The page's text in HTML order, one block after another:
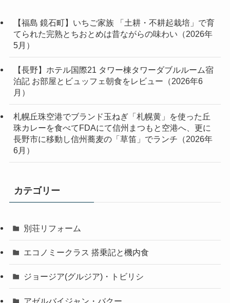
【福島 鏡石町】いちご家族 「土耕・不耕起栽培」で育
てられた完熟とちおとめは昔ながらの味わい（2026年
5月）
【長野】ホテル国際21 タワー棟タワーダブルルーム宿
泊記 お部屋とビュッフェ朝食をレビュー（2026年6
月）
札幌丘珠空港でブランド玉ねぎ「札幌黄」を使った丘
珠カレーを食べてFDAにて信州まつもと空港へ、更に
長野市に移動し信州蕎麦の「草笛」でランチ（2026年
6月）
カテゴリー
別荘リフォーム
エコノミークラス 搭乗記と機内食
ジョージア(グルジア)・トビリシ
アゼルバイジャン・バクー